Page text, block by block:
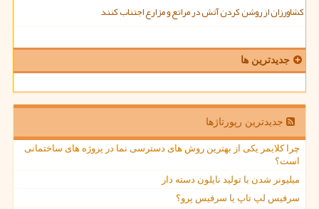
کشاورزان از روشن کردن آتش در مراتع و مزارع اجتناب کنند
جدیدترین ها
جدیدترین رپورتاژها
چرا کلایمر یکی از بهترین روش های دسترسی نما در پروژه های ساختمانی
است؟
میلیونر شدن با تولید نایلون دسته دار
سرفیس لپ تاپ یا سرفیس پرو؟